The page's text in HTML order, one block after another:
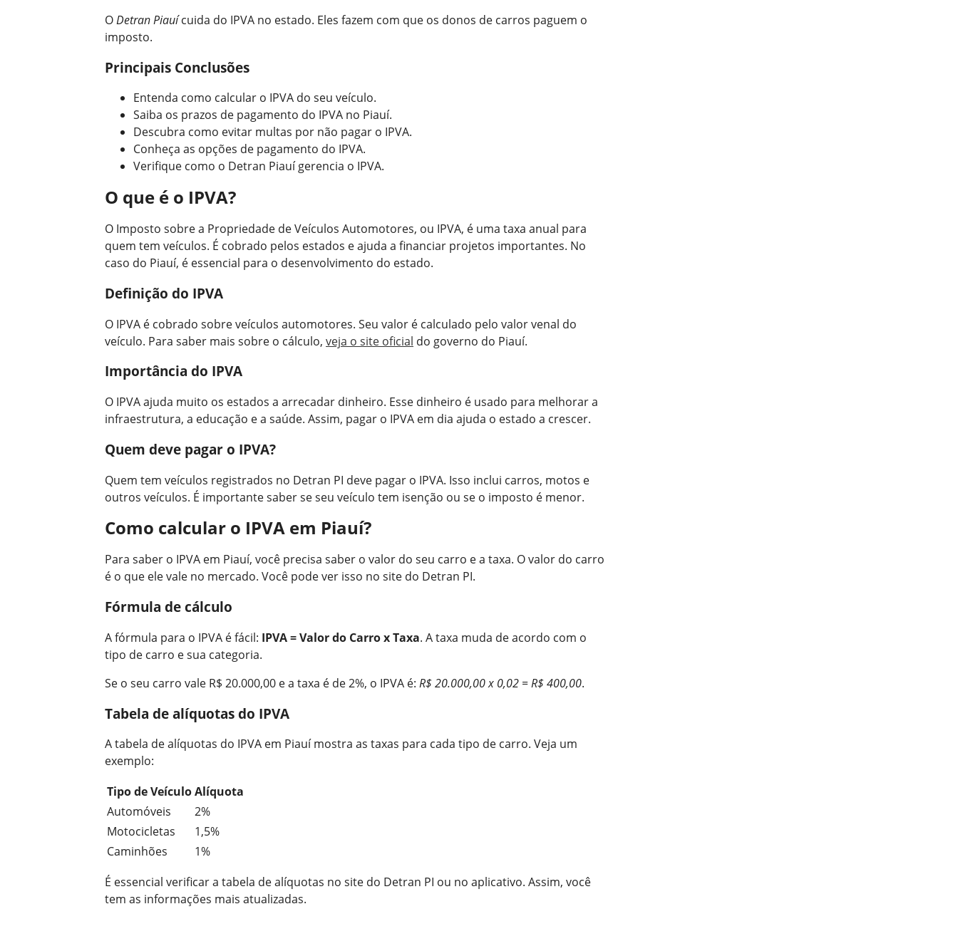
ODetran Piauícuida do IPVA no estado. Eles fazem com que os donos de carros paguem o
imposto.
Principais Conclusões
Entenda como calcular o IPVA do seu veículo.
Saiba os prazos de pagamento do IPVA no Piauí.
Descubra como evitar multas por não pagar o IPVA.
Conheça as opções de pagamento do IPVA.
Verifique como o Detran Piauí gerencia o IPVA.
O que é o IPVA?
O Imposto sobre a Propriedade de Veículos Automotores, ou IPVA, é uma taxa anual para
quem tem veículos. É cobrado pelos estados e ajuda a financiar projetos importantes. No
caso do Piauí, é essencial para o desenvolvimento do estado.
Definição do IPVA
O IPVA é cobrado sobre veículos automotores. Seu valor é calculado pelo valor venal do
veículo. Para saber mais sobre o cálculo, veja o site oficial do governo do Piauí.
Importância do IPVA
O IPVA ajuda muito os estados a arrecadar dinheiro. Esse dinheiro é usado para melhorar a
infraestrutura, a educação e a saúde. Assim, pagar o IPVA em dia ajuda o estado a crescer.
Quem deve pagar o IPVA?
Quem tem veículos registrados no Detran PI deve pagar o IPVA. Isso inclui carros, motos e
outros veículos. É importante saber se seu veículo tem isenção ou se o imposto é menor.
Como calcular o IPVA em Piauí?
Para saber o IPVA em Piauí, você precisa saber o valor do seu carro e a taxa. O valor do carro
é o que ele vale no mercado. Você pode ver isso no site do Detran PI.
Fórmula de cálculo
A fórmula para o IPVA é fácil: IPVA = Valor do Carro x Taxa. A taxa muda de acordo com o
tipo de carro e sua categoria.
Se o seu carro vale R$ 20.000,00 e a taxa é de 2%, o IPVA é: R$ 20.000,00 x 0,02 = R$ 400,00.
Tabela de alíquotas do IPVA
A tabela de alíquotas do IPVA em Piauí mostra as taxas para cada tipo de carro. Veja um
exemplo:
Tipo de VeículoAlíquota
Automóveis
2%
Motocicletas
1,5%
Caminhões
1%
É essencial verificar a tabela de alíquotas no site do Detran PI ou no aplicativo. Assim, você
tem as informações mais atualizadas.